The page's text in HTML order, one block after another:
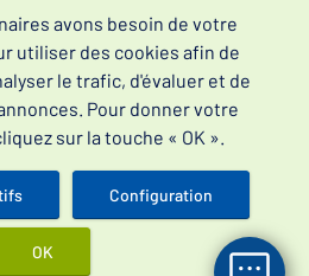
4,4
de nos clients
avons besoin de votre
utiliser des cookies afin de
le trafic, d'évaluer et de
Pour donner votre
sur la touche « OK ».
Configuration
OK